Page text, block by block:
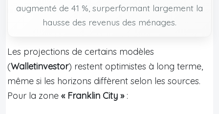
augmenté de 41 %, surperformant largement la
hausse des revenus des ménages.
Les projections de certains modèles
(Walletinvestor) restent optimistes à long terme,
même si les horizons diffèrent selon les sources.
Pour la zone « Franklin City »: